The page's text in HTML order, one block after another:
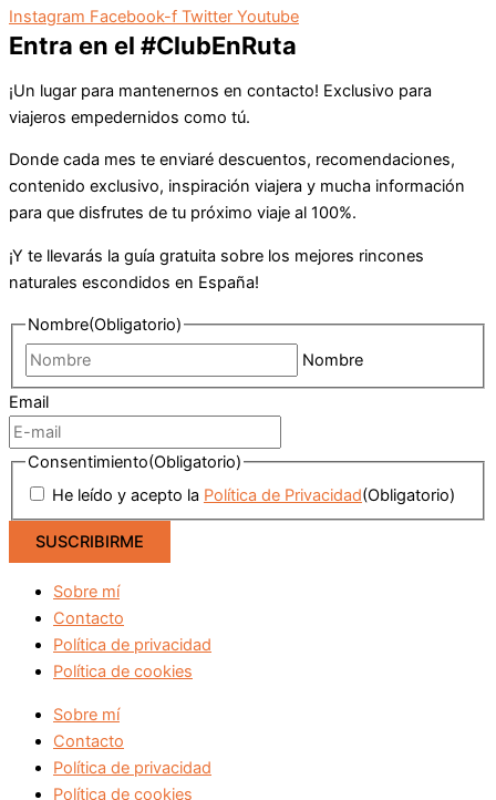
Instagram Facebook-f Twitter Youtube
Entra en el #ClubEnRuta
¡Un lugar para mantenernos en contacto! Exclusivo para
viajeros empedernidos como tú.
Donde cada mes te enviaré descuentos, recomendaciones,
contenido exclusivo, inspiración viajera y mucha información
para que disfrutes de tu próximo viaje al 100%.
¡Y te llevarás la guía gratuita sobre los mejores rincones
naturales escondidos en España!
Nombre(Obligatorio)
Nombre
Email
Consentimiento(Obligatorio)
He leído y acepto la Política de Privacidad(Obligatorio)
Sobre mí
Contacto
Política de privacidad
Política de cookies
Sobre mí
Contacto
Política de privacidad
Política de cookies